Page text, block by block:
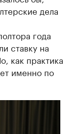
дела
года
ставку на
как практика
именно по